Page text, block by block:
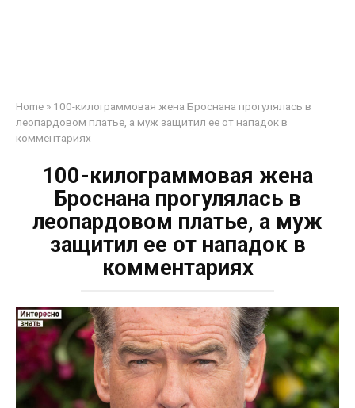
Home » 100-килограммовая жена Броснана прогулялась в
леопардовом платье, а муж защитил ее от нападок в
комментариях
100-килограммовая жена
Броснана прогулялась в
леопардовом платье, а муж
защитил ее от нападок в
комментариях